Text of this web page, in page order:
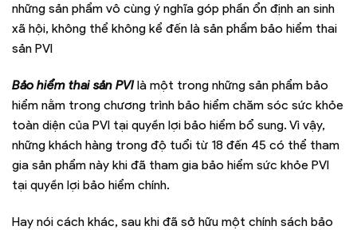
những sản phẩm vô cùng ý nghĩa góp phần ổn định an sinh
xã hội, không thể không kể đến là sản phẩm bảo hiểm thai
sản PVI
Bảo hiểm thai sản PVIlà một trong những sản phẩm bảo
hiểm nằm trong chương trình bảo hiểm chăm sóc sức khỏe
toàn diện của PVI tại quyền lợi bảo hiểm bổ sung. Vì vậy,
những khách hàng trong độ tuổi từ 18 đến 45 có thể tham
gia sản phẩm này khi đã tham gia bảo hiểm sức khỏe PVI
tại quyền lợi bảo hiểm chính.
Hay nói cách khác, sau khi đã sở hữu một chính sách bảo